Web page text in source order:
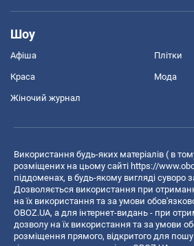
Шоу
Афіша Плітки
Краса Мода
Жіночий журнал
Використання будь-яких матеріалів ( в
розміщених на цьому сайті https://
піддоменах, в будь-якому вигляді суворо
Дозволяється використання при
на їх використання та за умови
OBOZ.UA, а для інтернет-видань - при
дозволу на їх використання та за умови
розміщення прямого, відкритого для